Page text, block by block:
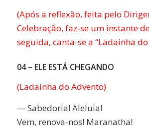
(Após a reflexão, feita pelo
Celebração, faz-se um instante
seguida, canta-se a “Ladainha
04 – ELE ESTÁ CHEGANDO
(Ladainha do Advento)
— Sabedoria! Aleluia!
Vem, renova-nos! Maranatha!